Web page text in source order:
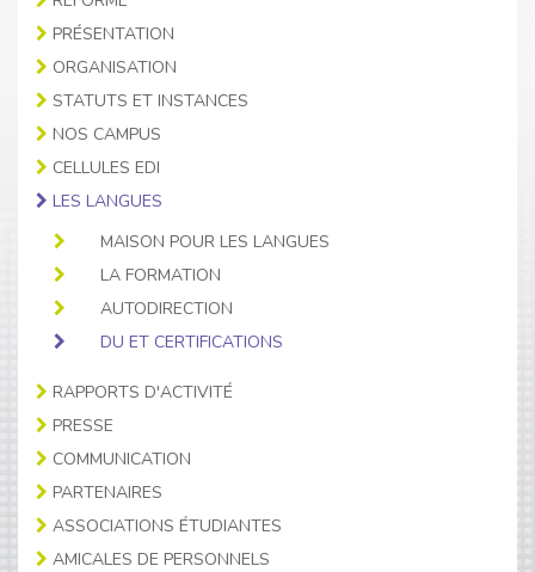
PRÉSENTATION
ORGANISATION
STATUTS ET INSTANCES
NOS CAMPUS
CELLULES EDI
LES LANGUES
MAISON POUR LES LANGUES
LA FORMATION
AUTODIRECTION
DU ET CERTIFICATIONS
RAPPORTS D'ACTIVITÉ
PRESSE
COMMUNICATION
PARTENAIRES
ASSOCIATIONS ÉTUDIANTES
AMICALES DE PERSONNELS